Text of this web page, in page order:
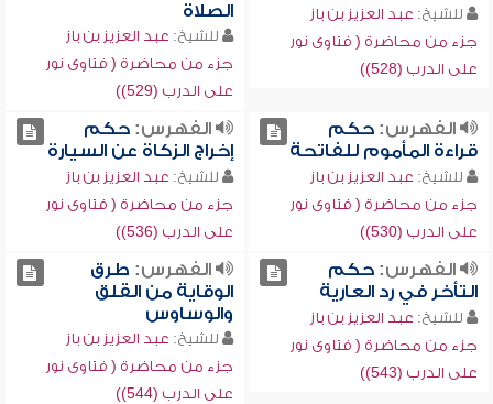
للشيخ: عبد العزيز بن باز
جزء من محاضرة ( فتاوى نور
على الدرب (528))
الصلاة
للشيخ: عبد العزيز بن باز
جزء من محاضرة ( فتاوى نور
على الدرب (529))
الفهرس:حكم
قراءة المأموم للفاتحة
للشيخ: عبد العزيز بن باز
جزء من محاضرة ( فتاوى نور
على الدرب (530))
الفهرس:حكم
إخراج الزكاة عن السيارة
للشيخ: عبد العزيز بن باز
جزء من محاضرة ( فتاوى نور
على الدرب (536))
الفهرس:حكم
التأخر في رد العارية
للشيخ: عبد العزيز بن باز
جزء من محاضرة ( فتاوى نور
على الدرب (543))
الفهرس: طرق
الوقاية من القلق
والوساوس
للشيخ: عبد العزيز بن باز
جزء من محاضرة ( فتاوى نور
على الدرب (544))